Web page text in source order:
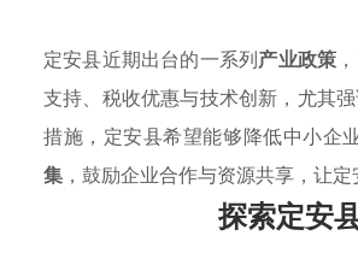
定安县近期出台的一系列产业政策
支持、税收优惠与技术创新，尤其
措施，定安县希望能够降低中小企
集 ，鼓励企业合作与资源共享，让
探索定安